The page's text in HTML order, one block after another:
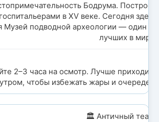
Бодрума. Построен
в XV веке. Сегодня здесь
Музей подводной археологии — один из
лучших в мире.
2–3 часа на осмотр. Лучше приходить
утром, чтобы избежать жары и очередей.
🏛️ Античный театр